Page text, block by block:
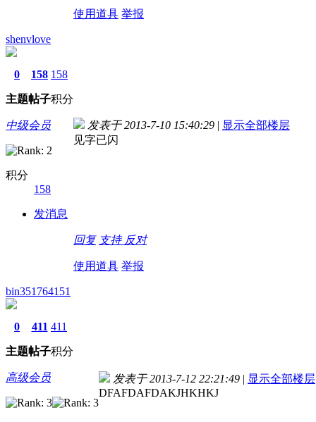
使用道具 举报
shenvlove
0
主题
158
帖子
158
积分
中级会员
积分
158
发消息
发表于 2013-7-10 15:40:29 | 显示全部楼层
见字已闪
回复 支持 反对
使用道具 举报
bin351764151
0
主题
411
帖子
411
积分
高级会员 发表于 2013-7-12 22:21:49 | 显示全部楼层
DFAFDAFDAKJHKHKJ